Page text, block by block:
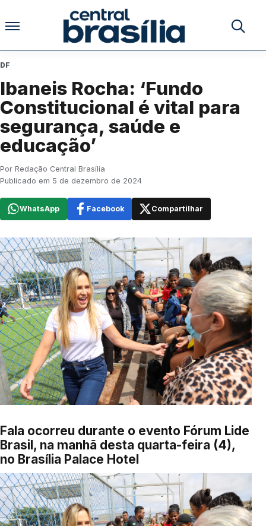
Pular para o conteúdo
Buscar
DF
Ibaneis Rocha: ‘Fundo
Constitucional é vital para
segurança, saúde e
educação’
Por Redação Central Brasília
Publicado em 5 de dezembro de 2024
WhatsApp Facebook Compartilhar
Fala ocorreu durante o evento Fórum Lide
Brasil, na manhã desta quarta-feira (4),
no Brasília Palace Hotel